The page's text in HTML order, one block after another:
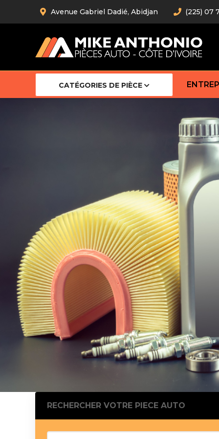
Avenue Gabriel Dadié, Abidjan (225) 07
CATÉGORIES DE PIÈCE
Barre
Barre
Robot
Bras
Cardan
Pistons
Feu
Bague
Bague
Calle
Chaine
RECHERCHER VOTRE PIECE AUTO